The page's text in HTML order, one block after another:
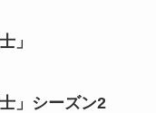
」
」シーズン2